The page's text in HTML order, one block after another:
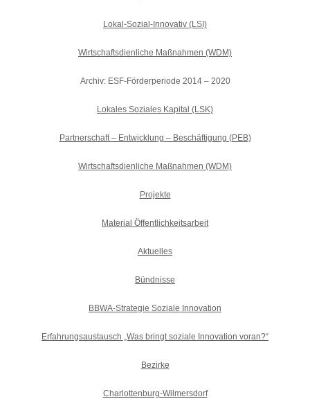
Lokal-Sozial-Innovativ (LSI)
Wirtschaftsdienliche Maßnahmen (WDM)
Archiv: ESF-Förderperiode 2014 – 2020
Lokales Soziales Kapital (LSK)
Partnerschaft – Entwicklung – Beschäftigung (PEB)
Wirtschaftsdienliche Maßnahmen (WDM)
Projekte
Material Öffentlichkeitsarbeit
Aktuelles
Bündnisse
BBWA-Strategie Soziale Innovation
Erfahrungsaustausch „Was bringt soziale Innovation voran?“
Bezirke
Charlottenburg-Wilmersdorf